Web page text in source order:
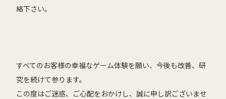
絡下さい。
すべてのお客様の幸福なゲーム体験を願い、今後も改善、研
究を続けて参ります。
この度はご迷惑、ご心配をおかけし、誠に申し訳ございませ